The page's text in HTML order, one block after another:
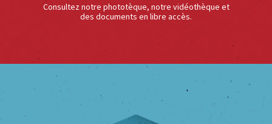
Consultez notre phototèque, notre vidéothèque et
des documents en libre accès.